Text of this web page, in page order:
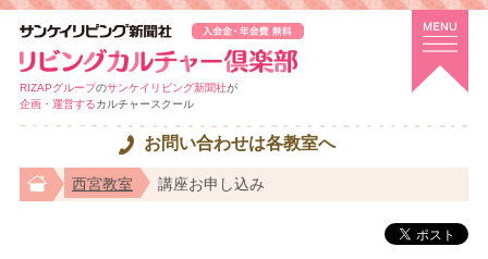
RIZAPグループのサンケイリビング新聞社が
企画・運営するカルチャースクール
お問い合わせは各教室へ
西宮教室 講座お申し込み